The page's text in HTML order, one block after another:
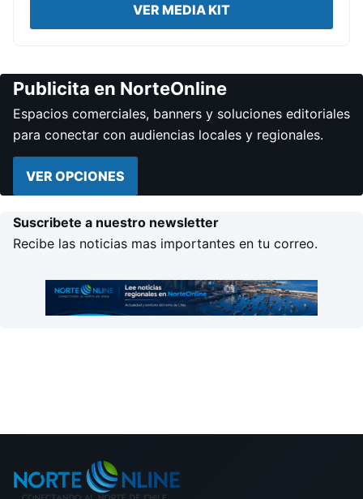
VER MEDIA KIT
Publicita en NorteOnline
Espacios comerciales, banners y soluciones editoriales
para conectar con audiencias locales y regionales.
VER OPCIONES
Suscribete a nuestro newsletter
Recibe las noticias mas importantes en tu correo.